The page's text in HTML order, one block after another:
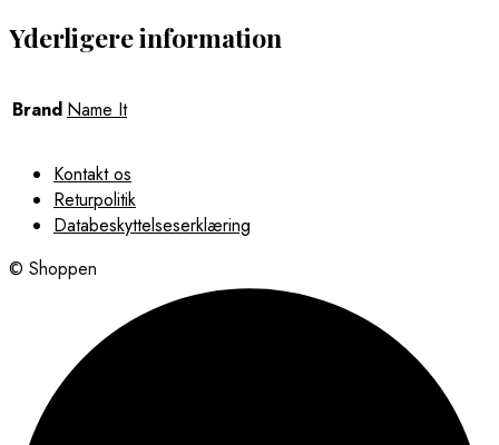
Yderligere information
Brand Name It
Kontakt os
Returpolitik
Databeskyttelseserklæring
© Shoppen